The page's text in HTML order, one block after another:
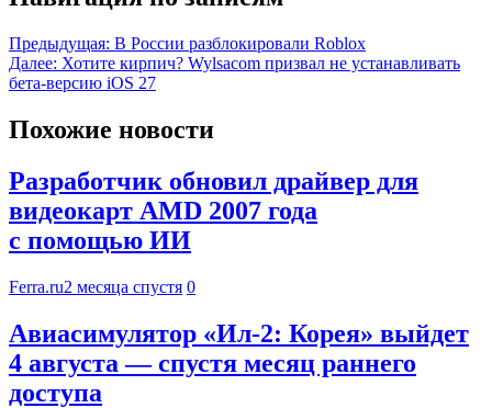
Предыдущая: В России разблокировали Roblox
Далее: Хотите кирпич? Wylsacom призвал не устанавливать
бета-версию iOS 27
Похожие новости
Разработчик обновил драйвер для
видеокарт AMD 2007 года
с помощью ИИ
Ferra.ru2 месяца спустя 0
Авиасимулятор «Ил-2: Корея» выйдет
4 августа — спустя месяц раннего
доступа